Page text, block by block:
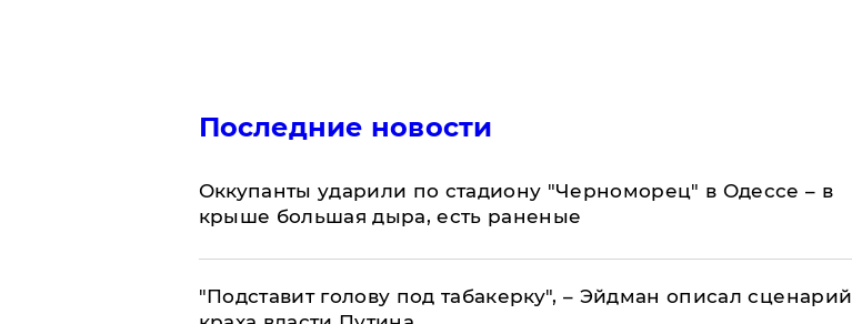
Последние новости
Оккупанты ударили по стадиону "Черноморец" в Одессе – в
крыше большая дыра, есть раненые
​"Подставит голову под табакерку", – Эйдман описал сценарий